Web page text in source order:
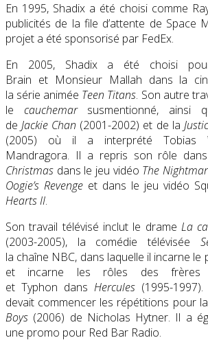
En 1995, Shadix a été choisi comme
publicités de la file d’attente de Space
projet a été sponsorisé par FedEx.
En 2005, Shadix a été choisi
Brain et Monsieur Mallah dans la
la série animée Teen Titans. Son autre
le cauchemarsusmentionné, ainsi
deJackie Chan (2001-2002) et de la
(2005) où il a interprété Tobias
Mandragora. Il a repris son rôle
Christmas dans le jeu vidéo The
Oogie’s Revenge et dans le jeu vidéo
Hearts II.
Son travail télévisé inclut le drame La
(2003-2005), la comédie télévisée
la chaîne NBC, dans laquelle il incarne le
et incarne les rôles des frères
et Typhon dans Hercules (1995-
devait commencer les répétitions pour
Boys (2006) de Nicholas Hytner. Il a
une promo pour Red Bar Radio.